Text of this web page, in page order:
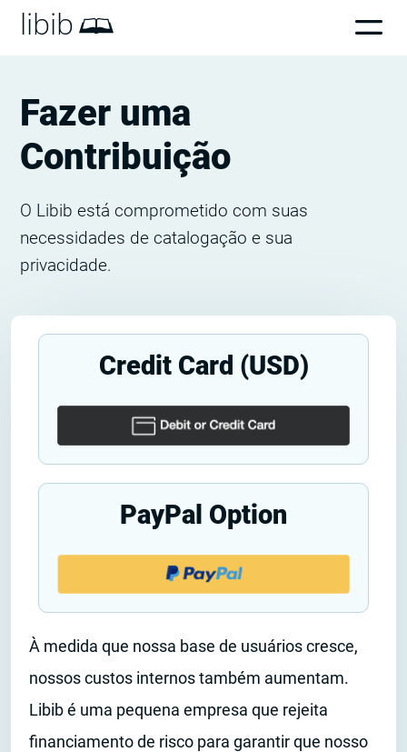
libib
Fazer uma
Contribuição
O Libib está comprometido com suas
necessidades de catalogação e sua
privacidade.
Credit Card (USD)
PayPal Option
À medida que nossa base de usuários cresce,
nossos custos internos também aumentam.
Libib é uma pequena empresa que rejeita
financiamento de risco para garantir que nosso